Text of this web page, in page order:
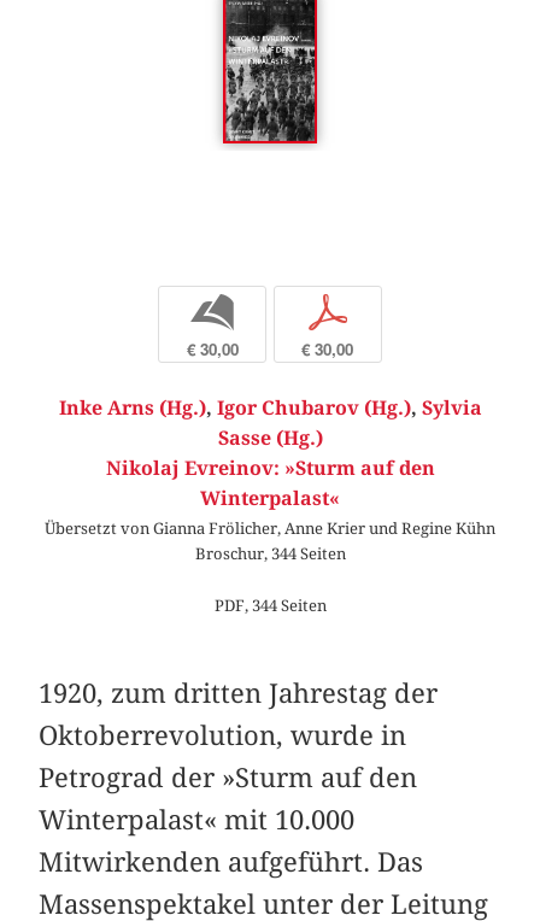
b
€ 30,00
p
€ 30,00
Inke Arns (Hg.), Igor Chubarov (Hg.), Sylvia
Sasse (Hg.)
Nikolaj Evreinov: »Sturm auf den
Winterpalast«
Übersetzt von Gianna Frölicher, Anne Krier und Regine Kühn
Broschur, 344 Seiten
PDF, 344 Seiten
1920, zum dritten Jahrestag der
Oktoberrevolution, wurde in
Petrograd der »Sturm auf den
Winterpalast« mit 10.000
Mitwirkenden aufgeführt. Das
Massenspektakel unter der Leitung